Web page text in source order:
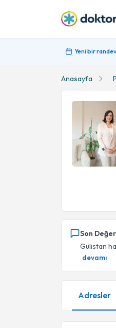
Yeni bir
Anasayfa
Son
Gülistan
devamı
Adresler